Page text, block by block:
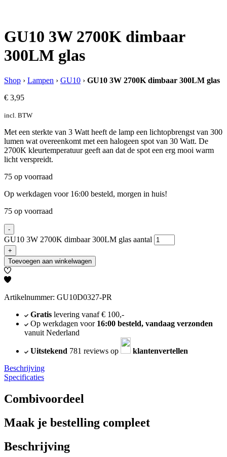
GU10 3W 2700K dimbaar
300LM glas
Shop › Lampen › GU10 › GU10 3W 2700K dimbaar 300LM glas
€ 3,95
incl. BTW
Met een sterkte van 3 Watt heeft de lamp een lichtopbrengst van 300
lumen wat overeenkomt met een halogeen spot van 30 Watt. De
2700K kleurtemperatuur geeft aan dat de spot een erg mooi warm
licht verspreidt.
75 op voorraad
Op werkdagen voor 16:00 besteld, morgen in huis!
75 op voorraad
-
GU10 3W 2700K dimbaar 300LM glas aantal
+
Toevoegen aan winkelwagen
Artikelnummer: GU10D0327-PR
Gratislevering vanaf € 100,-
Op werkdagen voor 16:00 besteld, vandaag verzonden
vanuit Nederland
Uitstekend 781 reviews op
klantenvertellen
Beschrijving
Specificaties
Combivoordeel
Maak je bestelling compleet
Beschrijving